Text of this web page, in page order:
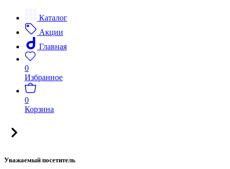
Каталог
Акции
Главная
0
Избранное
0
Корзина
Уважаемый посетитель